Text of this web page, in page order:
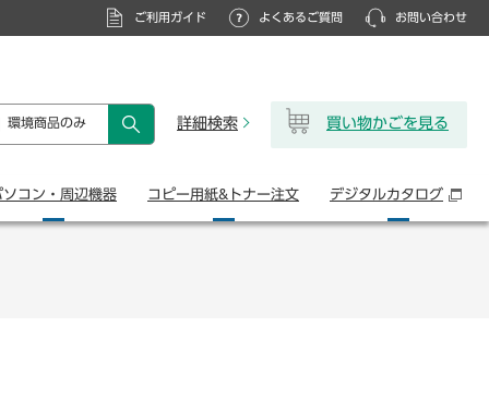
ご利用ガイド よくあるご質問 お問い合わせ
環境商品のみ
検索
詳細検索 買い物かごを見る
ソコン・ 周辺機器 コピー用紙& トナー注文 デジタルカタログ